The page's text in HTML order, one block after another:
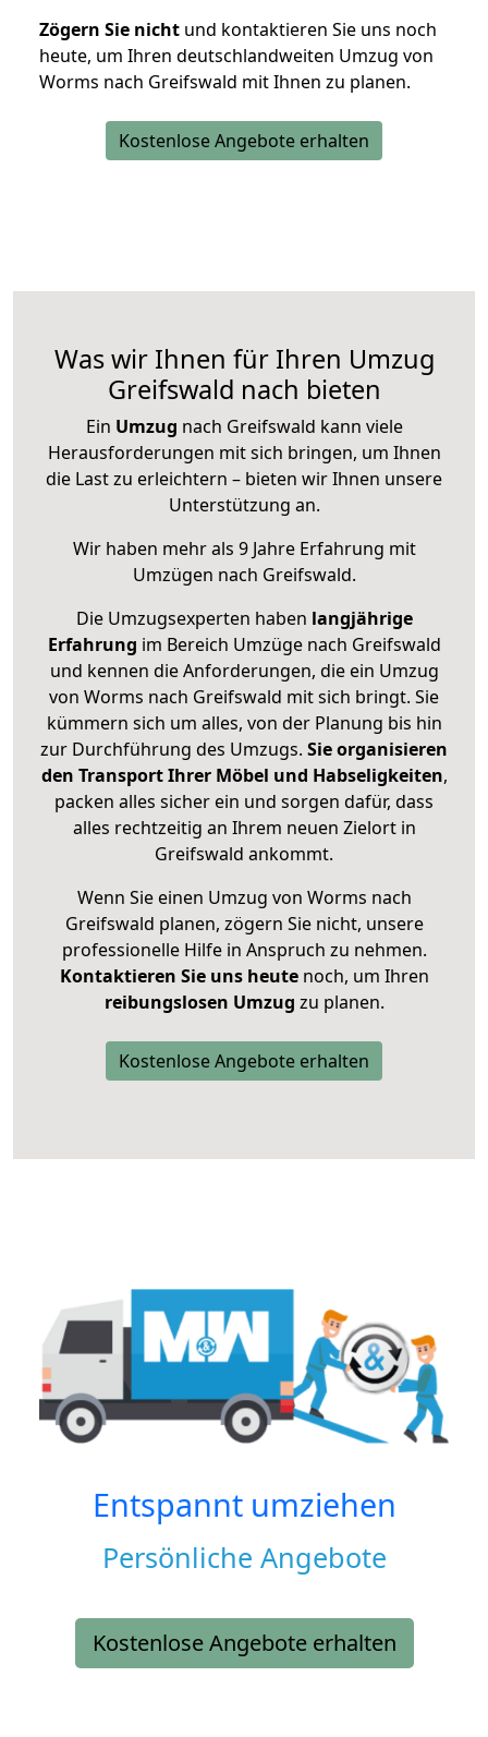
Zögern Sie nicht und kontaktieren Sie uns noch
heute, um Ihren deutschlandweiten Umzug von
Worms nach Greifswald mit Ihnen zu planen.
Kostenlose Angebote erhalten
Was wir Ihnen für Ihren Umzug
Greifswald nach bieten
Ein Umzug nach Greifswald kann viele
Herausforderungen mit sich bringen, um Ihnen
die Last zu erleichtern – bieten wir Ihnen unsere
Unterstützung an.
Wir haben mehr als 9 Jahre Erfahrung mit
Umzügen nach Greifswald.
Die Umzugsexperten haben langjährige
Erfahrung im Bereich Umzüge nach Greifswald
und kennen die Anforderungen, die ein Umzug
von Worms nach Greifswald mit sich bringt. Sie
kümmern sich um alles, von der Planung bis hin
zur Durchführung des Umzugs. Sie organisieren
den Transport Ihrer Möbel und Habseligkeiten,
packen alles sicher ein und sorgen dafür, dass
alles rechtzeitig an Ihrem neuen Zielort in
Greifswald ankommt.
Wenn Sie einen Umzug von Worms nach
Greifswald planen, zögern Sie nicht, unsere
professionelle Hilfe in Anspruch zu nehmen.
Kontaktieren Sie uns heutenoch, um Ihren
reibungslosen Umzug zu planen.
Kostenlose Angebote erhalten
Entspannt umziehen
Persönliche Angebote
Kostenlose Angebote erhalten